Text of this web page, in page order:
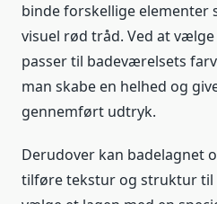
binde forskellige elementer
visuel rød tråd. Ved at
passer til badeværelsets
man skabe en helhed og
gennemført udtryk.
Derudover kan badelagnet
tilføre tekstur og struktur til